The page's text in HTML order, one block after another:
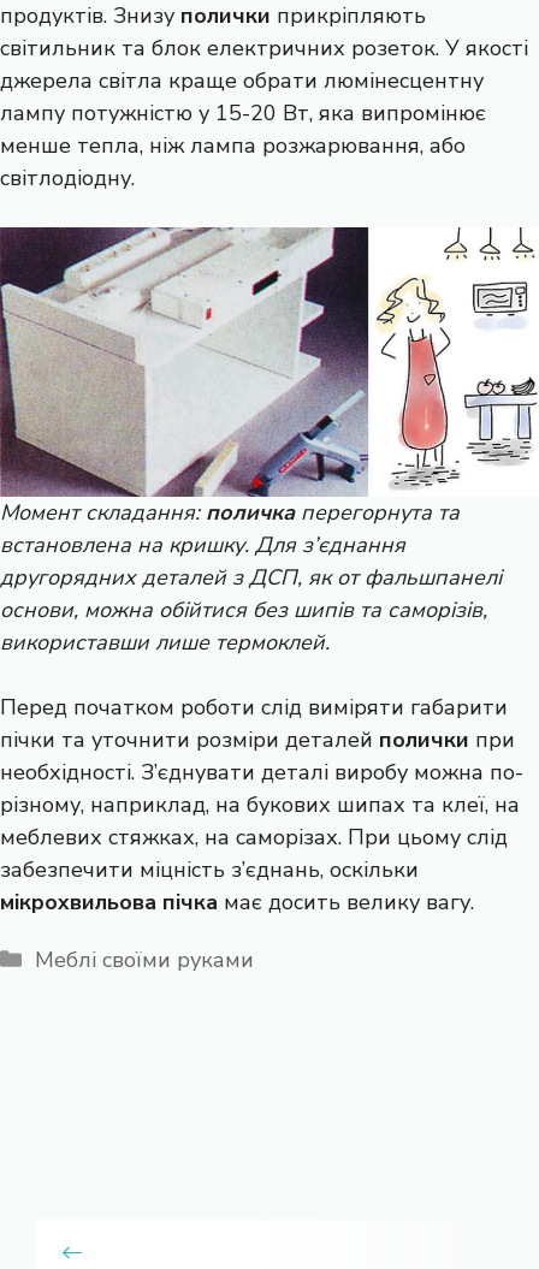
продуктів. Знизу полички прикріпляють
світильник та блок електричних розеток. У якості
джерела світла краще обрати люмінесцентну
лампу потужністю у 15-20 Вт, яка випромінює
менше тепла, ніж лампа розжарювання, або
світлодіодну.
Момент складання: поличкаперегорнута та
встановлена на кришку. Для з’єднання
другорядних деталей з ДСП, як от фальшпанелі
основи, можна обійтися без шипів та саморізів,
використавши лише термоклей.
Перед початком роботи слід виміряти габарити
пічки та уточнити розміри деталей полички при
необхідності. З’єднувати деталі виробу можна по-
різному, наприклад, на букових шипах та клеї, на
меблевих стяжках, на саморізах. При цьому слід
забезпечити міцність з’єднань, оскільки
мікрохвильова пічка має досить велику вагу.
Категорії
Меблі своїми руками